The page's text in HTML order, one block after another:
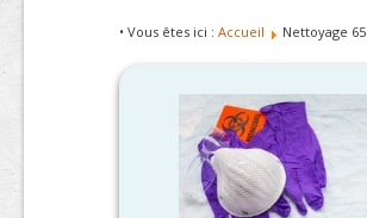
• Vous êtes ici : Accueil Nettoyage 65